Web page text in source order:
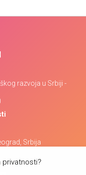
razvoja u Srbiji -
Srbija
privatnosti?